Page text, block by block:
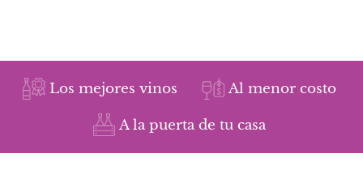
Los mejores vinos Al menor costo
A la puerta de tu casa